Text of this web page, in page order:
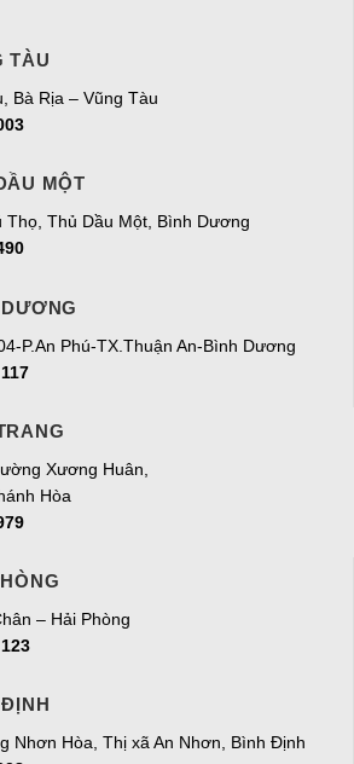
TÀU
Bà Rịa – Vũng Tàu
MỘT
Thọ, Thủ Dầu Một, Bình Dương
P.An Phú-TX.Thuận An-Bình Dương
Xương Huân,
Hòa
– Hải Phòng
Nhơn Hòa, Thị xã An Nhơn, Bình Định